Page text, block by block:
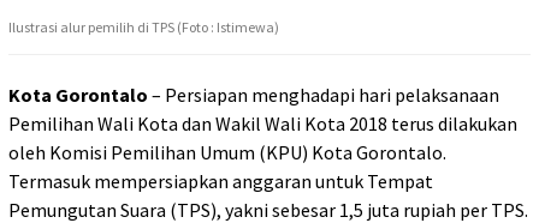
Ilustrasi alur pemilih di TPS (Foto : Istimewa)
Kota Gorontalo – Persiapan menghadapi hari pelaksanaan
Pemilihan Wali Kota dan Wakil Wali Kota 2018 terus dilakukan
oleh Komisi Pemilihan Umum (KPU) Kota Gorontalo.
Termasuk mempersiapkan anggaran untuk Tempat
Pemungutan Suara (TPS), yakni sebesar 1,5 juta rupiah per TPS.